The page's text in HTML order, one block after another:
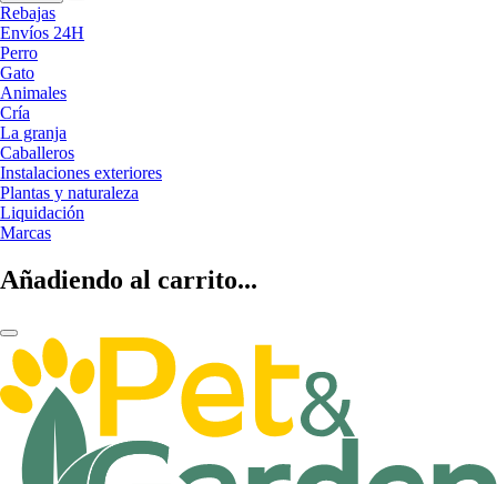
Rebajas
Envíos 24H
Perro
Gato
Animales
Cría
La granja
Caballeros
Instalaciones exteriores
Plantas y naturaleza
Liquidación
Marcas
Añadiendo al carrito...